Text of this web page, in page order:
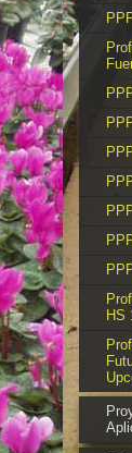
HS